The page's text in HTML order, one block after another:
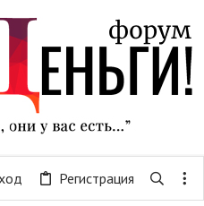
Регистрация